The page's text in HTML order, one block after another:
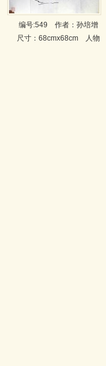
编号:549 作者：孙培增
尺寸：68cmx68cm 人物